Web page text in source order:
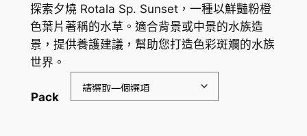
格
範
：
H
探索夕燒 Rotala Sp. Sunset，一種以鮮豔粉橙
色葉片著稱的水草。適合背景或中景的水族造
景，提供養護建議，幫助您打造色彩斑斕的水族
世界。
Pack